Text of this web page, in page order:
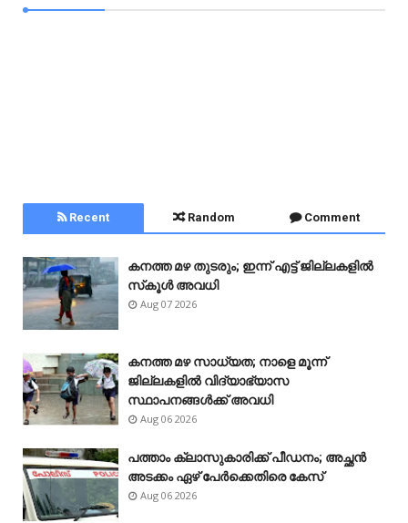
Recent Random Comment
കനത്ത മഴ തുടരും; ഇന്ന് എട്ട് ജില്ലകളിൽ
സ്‌കൂൾ അവധി
Aug 07 2026
കനത്ത മഴ സാധ്യത; നാളെ മൂന്ന്
ജില്ലകളിൽ വിദ്യാഭ്യാസ
സ്ഥാപനങ്ങൾക്ക് അവധി
Aug 06 2026
പത്താം ക്ലാസുകാരിക്ക് പീഡനം; അച്ഛൻ
അടക്കം ഏഴ് പേർക്കെതിരെ കേസ്
Aug 06 2026